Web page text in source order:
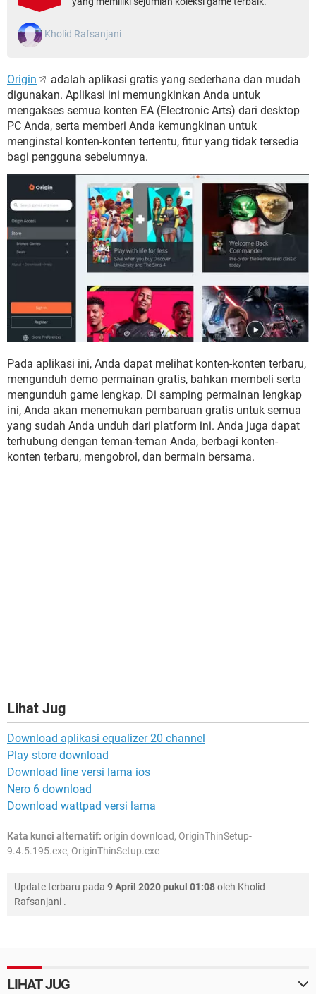
Kholid Rafsanjani
Origin
adalah aplikasi gratis yang sederhana dan mudah
digunakan. Aplikasi ini memungkinkan Anda untuk
mengakses semua konten EA (Electronic Arts) dari desktop
PC Anda, serta memberi Anda kemungkinan untuk
menginstal konten-konten tertentu, fitur yang tidak tersedia
bagi pengguna sebelumnya.
Pada aplikasi ini, Anda dapat melihat konten-konten terbaru,
mengunduh demo permainan gratis, bahkan membeli serta
mengunduh game lengkap. Di samping permainan lengkap
ini, Anda akan menemukan pembaruan gratis untuk semua
yang sudah Anda unduh dari platform ini. Anda juga dapat
terhubung dengan teman-teman Anda, berbagi konten-
konten terbaru, mengobrol, dan bermain bersama.
Lihat Jug
Download aplikasi equalizer 20 channel
Play store download
Download line versi lama ios
Nero 6 download
Download wattpad versi lama
Kata kunci alternatif: origin download, OriginThinSetup-
9.4.5.195.exe, OriginThinSetup.exe
Update terbaru pada 9 April 2020 pukul 01:08oleh Kholid
Rafsanjani .
LIHAT JUG